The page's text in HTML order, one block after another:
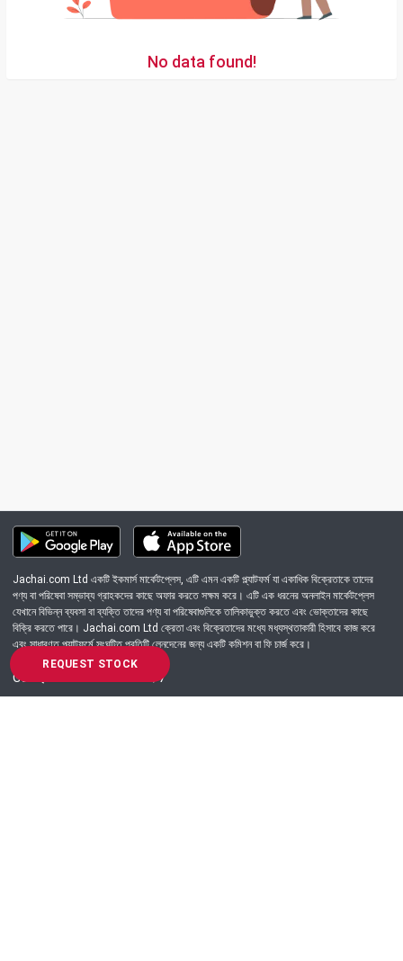
REQUEST STOCK
No data found!
Jachai.com Ltd একটি ইকমার্স মার্কেটপ্লেস, এটি এমন একটি প্ল্যাটফর্ম যা একাধিক বিক্রেতাকে তাদের
পণ্য বা পরিষেবা সম্ভাব্য গ্রাহকদের কাছে অফার করতে সক্ষম করে। এটি এক ধরনের অনলাইন মার্কেটপ্লেস
যেখানে বিভিন্ন ব্যবসা বা ব্যক্তি তাদের পণ্য বা পরিষেবাগুলিকে তালিকাভুক্ত করতে এবং ভোক্তাদের কাছে
বিক্রি করতে পারে। Jachai.com Ltd ক্রেতা এবং বিক্রেতাদের মধ্যে মধ্যস্থতাকারী হিসাবে কাজ করে
এবং সাধারণত প্ল্যাটফর্মে সংঘটিত প্রতিটি লেনদেনের জন্য একটি কমিশন বা ফি চার্জ করে।
Got Question? Call us 24/7